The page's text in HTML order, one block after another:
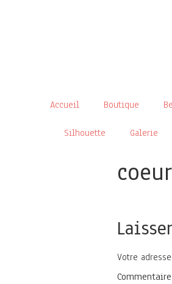
Accueil Boutique
Silhouette Galerie
Votre
Commentaire